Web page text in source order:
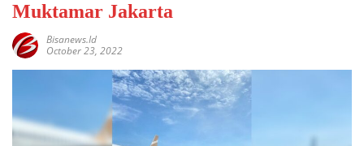
Muktamar Jakarta
Bisanews.id
October 23, 2022